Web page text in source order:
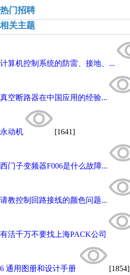
热门招聘
相关主题
计算机控制系统的防雷、接地、...
真空断路器在中国应用的经验...
永动机 [1641]
西门子变频器F006是什么故障...
请教控制回路接线的颜色问题...
有活千万不要找上海PACK公司
6 通用图册和设计手册 [1854]